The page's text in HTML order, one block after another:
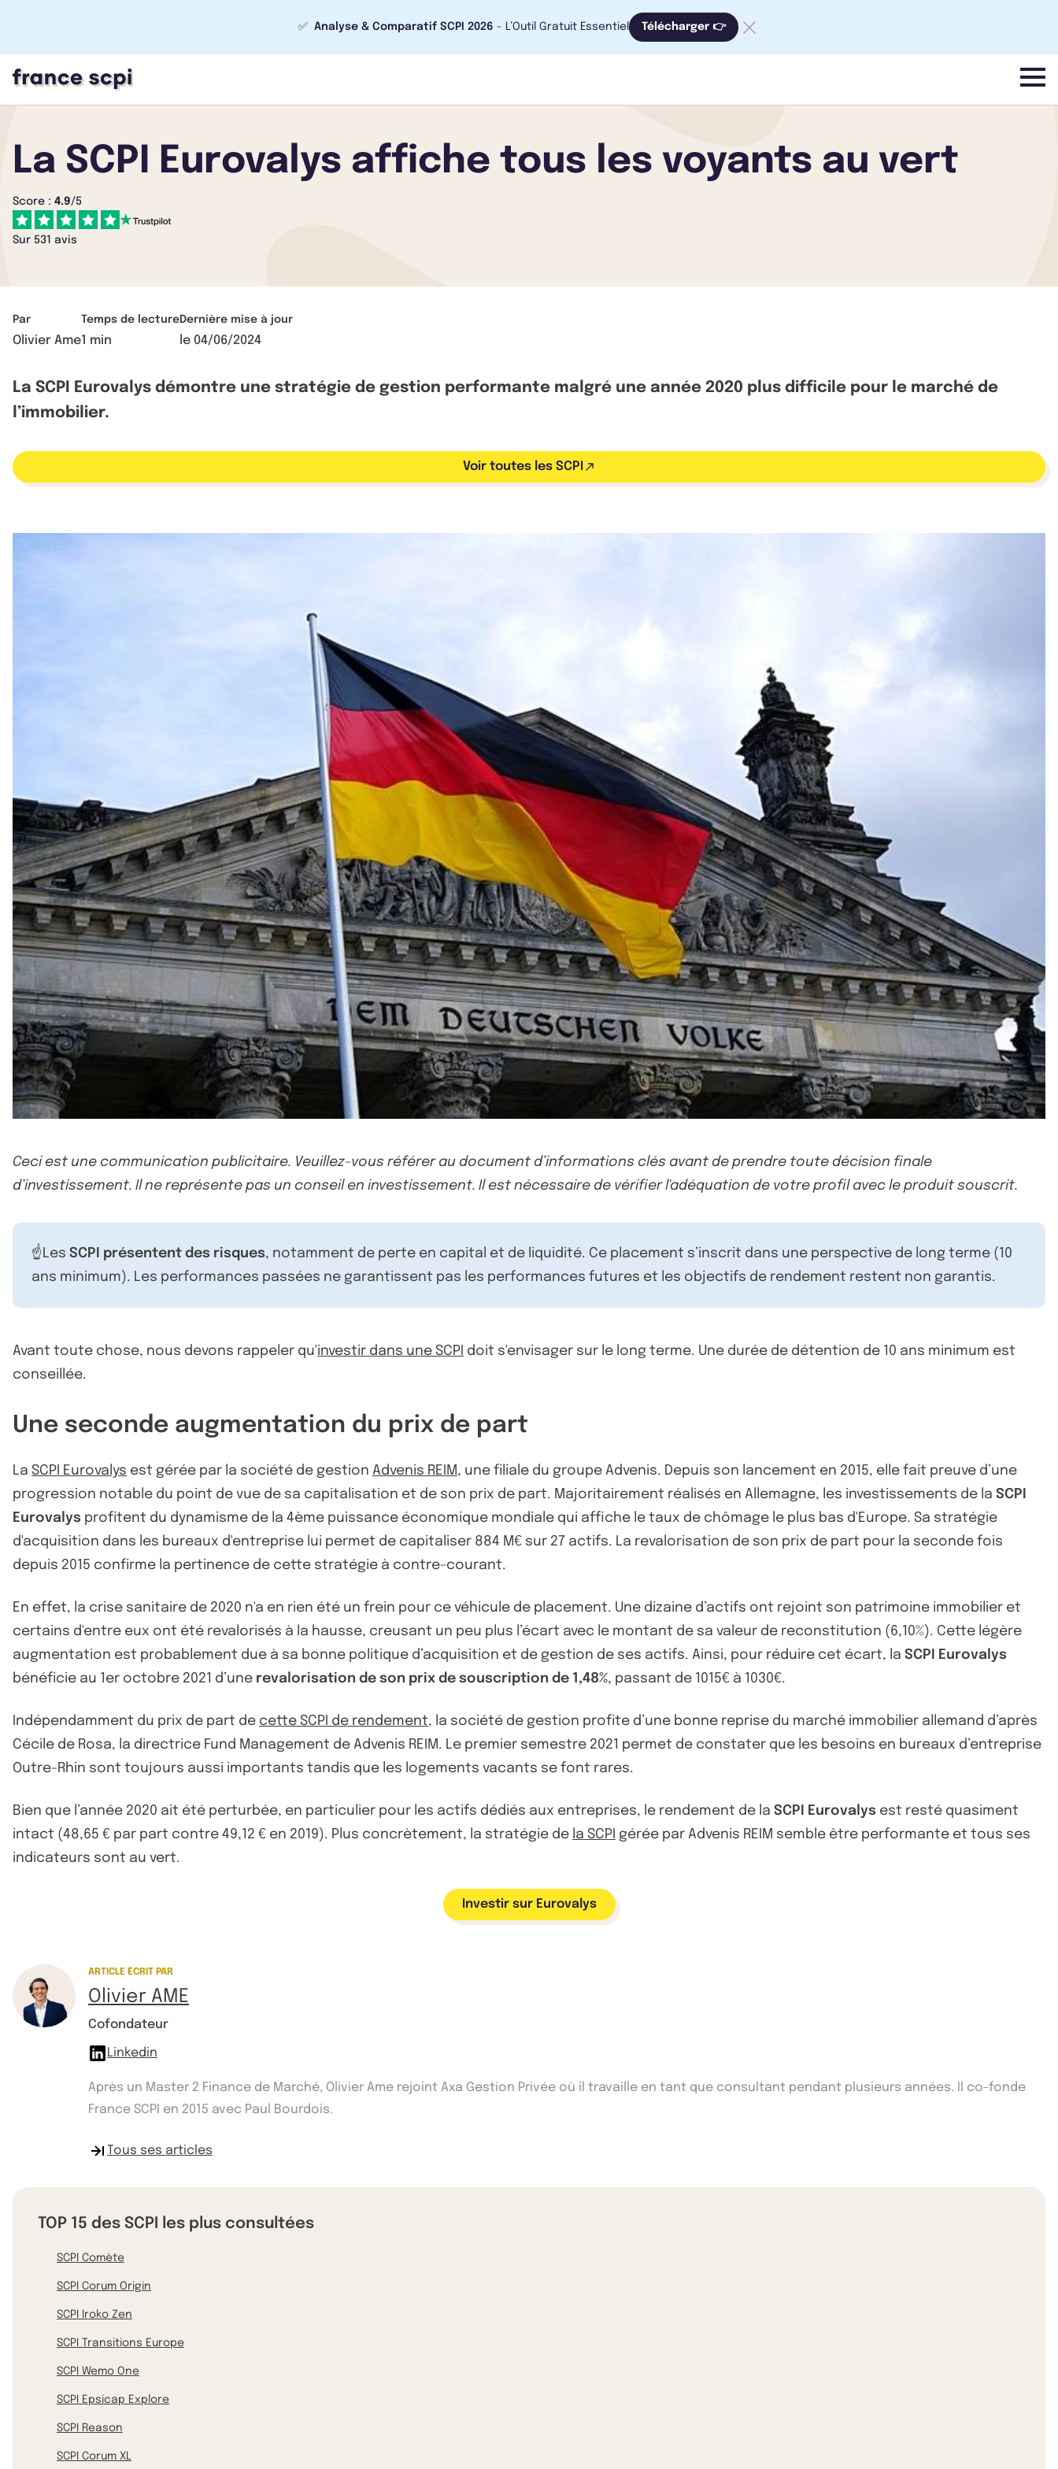
✅ Analyse & Comparatif SCPI 2026 - L’Outil Gratuit Essentiel Télécharger 👉
menu
La SCPI Eurovalys affiche tous les voyants au vert
Score : 4.9/5
Sur 531 avis
Par
Olivier Ame
Temps de lecture
1 min
Dernière mise à jour
le 04/06/2024
La SCPI Eurovalys démontre une stratégie de gestion performante malgré une année 2020 plus difficile pour le marché de
l’immobilier.
Voir toutes les SCPI
Ceci est une communication publicitaire. Veuillez-vous référer au document d’informations clés avant de prendre toute décision finale
d’investissement. Il ne représente pas un conseil en investissement. Il est nécessaire de vérifier l'adéquation de votre profil avec le produit souscrit.
☝️Les SCPI présentent des risques, notamment de perte en capital et de liquidité. Ce placement s’inscrit dans une perspective de long terme (10
ans minimum). Les performances passées ne garantissent pas les performances futures et les objectifs de rendement restent non garantis.
Avant toute chose, nous devons rappeler qu'investir dans une SCPI doit s'envisager sur le long terme. Une durée de détention de 10 ans minimum est
conseillée.
Une seconde augmentation du prix de part
La SCPI Eurovalys est gérée par la société de gestion Advenis REIM, une filiale du groupe Advenis. Depuis son lancement en 2015, elle fait preuve d’une
progression notable du point de vue de sa capitalisation et de son prix de part. Majoritairement réalisés en Allemagne, les investissements de la SCPI
Eurovalys profitent du dynamisme de la 4ème puissance économique mondiale qui affiche le taux de chômage le plus bas d'Europe. Sa stratégie
d'acquisition dans les bureaux d'entreprise lui permet de capitaliser 884 M€ sur 27 actifs. La revalorisation de son prix de part pour la seconde fois
depuis 2015 confirme la pertinence de cette stratégie à contre-courant.
En effet, la crise sanitaire de 2020 n'a en rien été un frein pour ce véhicule de placement. Une dizaine d’actifs ont rejoint son patrimoine immobilier et
certains d'entre eux ont été revalorisés à la hausse, creusant un peu plus l’écart avec le montant de sa valeur de reconstitution (6,10%). Cette légère
augmentation est probablement due à sa bonne politique d’acquisition et de gestion de ses actifs. Ainsi, pour réduire cet écart, la SCPI Eurovalys
bénéficie au 1er octobre 2021 d’une revalorisation de son prix de souscription de 1,48%, passant de 1015€ à 1030€.
Indépendamment du prix de part de cette SCPI de rendement, la société de gestion profite d’une bonne reprise du marché immobilier allemand d’après
Cécile de Rosa, la directrice Fund Management de Advenis REIM. Le premier semestre 2021 permet de constater que les besoins en bureaux d’entreprise
Outre-Rhin sont toujours aussi importants tandis que les logements vacants se font rares.
Bien que l’année 2020 ait été perturbée, en particulier pour les actifs dédiés aux entreprises, le rendement de la SCPI Eurovalys est resté quasiment
intact (48,65 € par part contre 49,12 € en 2019). Plus concrètement, la stratégie de la SCPI gérée par Advenis REIM semble être performante et tous ses
indicateurs sont au vert.
Investir sur Eurovalys
ARTICLE ÉCRIT PAR
Olivier AME
Cofondateur
Linkedin
Après un Master 2 Finance de Marché, Olivier Ame rejoint Axa Gestion Privée où il travaille en tant que consultant pendant plusieurs années. Il co-fonde
France SCPI en 2015 avec Paul Bourdois.
Tous ses articles
TOP 15 des SCPI les plus consultées
SCPI Comète
SCPI Corum Origin
SCPI Iroko Zen
SCPI Transitions Europe
SCPI Wemo One
SCPI Epsicap Explore
SCPI Reason
SCPI Corum XL